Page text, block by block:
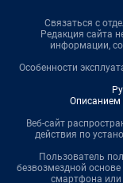
Связаться с
Редакция сайта
информации,
Особенности
Описанием
Веб-сайт
действия по
Пользователь
безвозмездной
смартфона или